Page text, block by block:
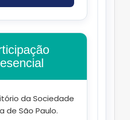
da Sociedade
de São Paulo.